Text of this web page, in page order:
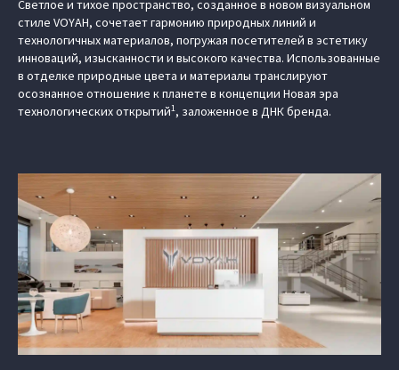
Светлое и тихое пространство, созданное в новом визуальном
стиле VOYAH, сочетает гармонию природных линий и
технологичных материалов, погружая посетителей в эстетику
инноваций, изысканности и высокого качества. Использованные
в отделке природные цвета и материалы транслируют
осознанное отношение к планете в концепции Новая эра
технологических открытий1, заложенное в ДНК бренда.